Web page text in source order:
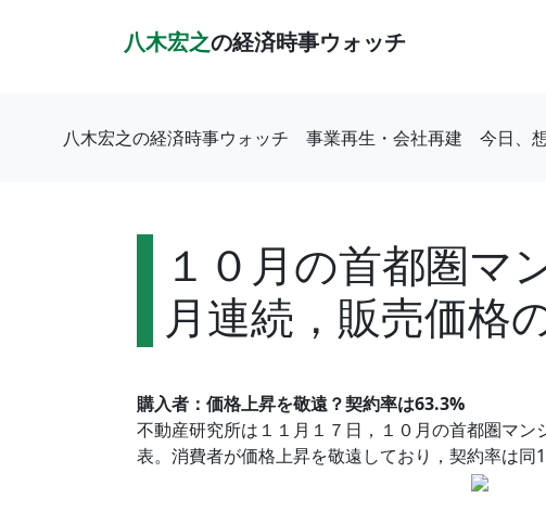
八木宏之の経済時事ウォッチ
八木宏之の経済時事ウォッチ 事業再生・会社再建 今日、
１０月の首都圏マ
月連続，販売価格
購入者：価格上昇を敬遠？契約率は63.3%
不動産研究所は１１月１７日，１０月の首都圏マ
表。消費者が価格上昇を敬遠しており，契約率は同